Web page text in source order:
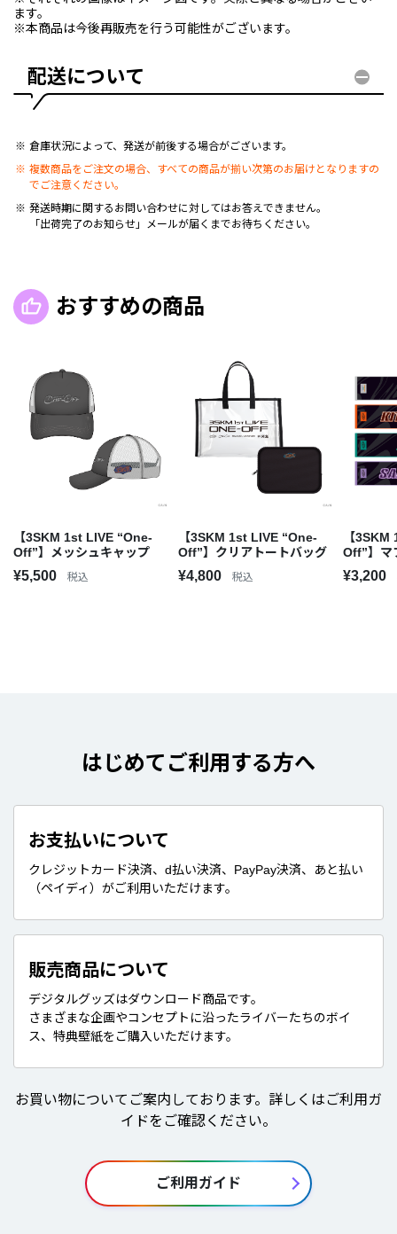
ます。
※本商品は今後再販売を行う可能性がございます。
配送について
倉庫状況によって、発送が前後する場合がございます。
複数商品をご注文の場合、すべての商品が揃い次第のお届けとなりますの
でご注意ください。
発送時期に関するお問い合わせに対してはお答えできません。
「出荷完了のお知らせ」メールが届くまでお待ちください。
おすすめの商品
【3SKM 1st LIVE “One-
Off”】メッシュキャップ
¥5,500 税込
【3SKM 1st LIVE “One-
Off”】クリアトートバッグ
¥4,800 税込
【
Off”】マ
¥3,200
はじめてご利用する方へ
お支払いについて
クレジットカード決済、d払い決済、PayPay決済、あと払い
（ペイディ）がご利用いただけます。
販売商品について
デジタルグッズはダウンロード商品です。
さまざまな企画やコンセプトに沿ったライバーたちのボイ
ス、特典壁紙をご購入いただけます。
お買い物についてご案内しております。詳しくはご利用ガ
イドをご確認ください。
ご利用ガイド